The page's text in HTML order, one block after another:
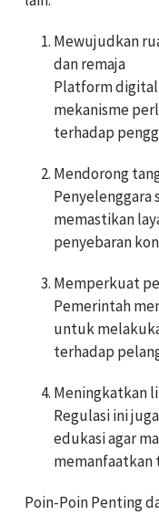
Mewujudkan
dan remaja
Platform
mekanisme
terhadap
Mendorong
memastikan
penyebaran
Memperkuat
Pemerintah
untuk
terhadap
Meningkatkan
Regulasi ini
edukasi agar
memanfaatkan
Poin-Poin Penting